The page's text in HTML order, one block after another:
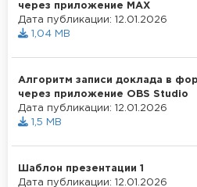
через приложение MAX
Дата публикации: 12.01.2026
1,04 MB
Алгоритм записи доклада в
через приложение OBS Studio
Дата публикации: 12.01.2026
1,5 MB
Шаблон презентации 1
Дата публикации: 12.01.2026